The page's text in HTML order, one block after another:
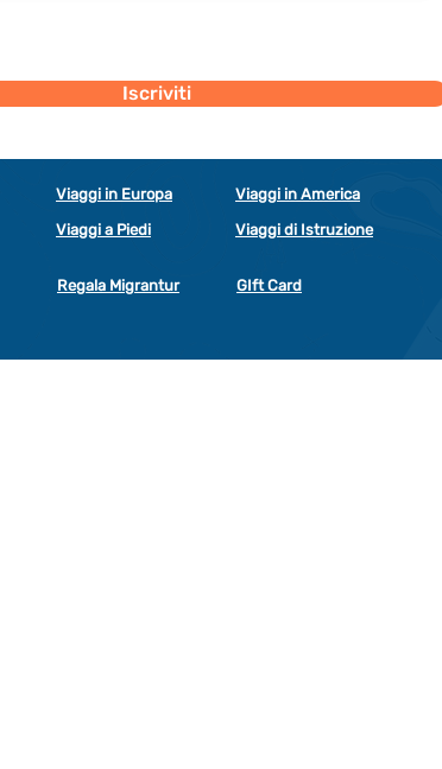
Iscriviti
Viaggi in Europa Viaggi in America
Viaggi a Piedi Viaggi di Istruzione
Regala Migrantur GIft Card